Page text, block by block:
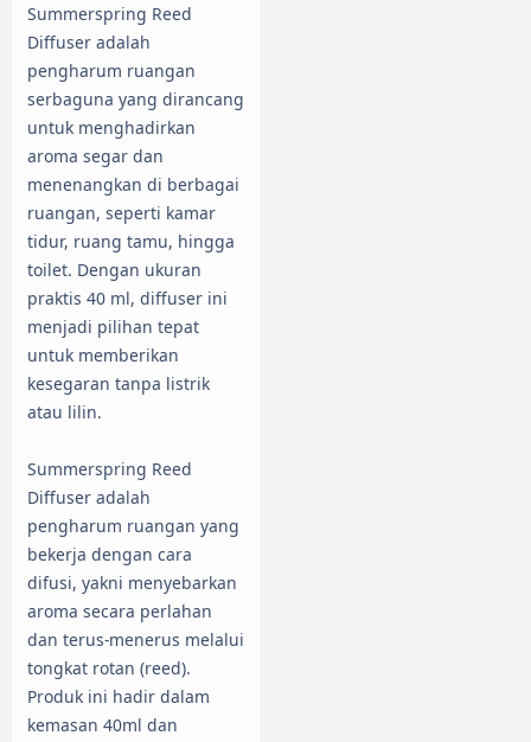
Summerspring Reed
Diffuser adalah
pengharum ruangan
serbaguna yang dirancang
untuk menghadirkan
aroma segar dan
menenangkan di berbagai
ruangan, seperti kamar
tidur, ruang tamu, hingga
toilet. Dengan ukuran
praktis 40 ml, diffuser ini
menjadi pilihan tepat
untuk memberikan
kesegaran tanpa listrik
atau lilin.
Summerspring Reed
Diffuser adalah
pengharum ruangan yang
bekerja dengan cara
difusi, yakni menyebarkan
aroma secara perlahan
dan terus-menerus melalui
tongkat rotan (reed).
Produk ini hadir dalam
kemasan 40ml dan